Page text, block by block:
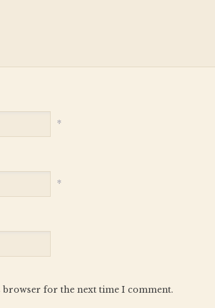
*
*
browser for the next time I comment.